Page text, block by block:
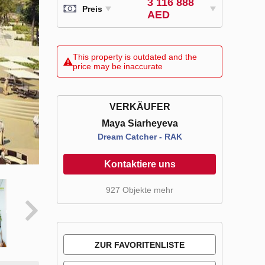
Preis
3 116 888
AED
This property is outdated and the
price may be inaccurate
VERKÄUFER
Maya Siarheyeva
Dream Catcher - RAK
Kontaktiere uns
927 Objekte mehr
ZUR FAVORITENLISTE